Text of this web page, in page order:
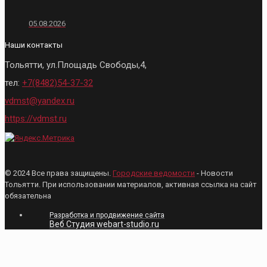
05.08.2026
Наши контакты
Тольятти, ул.Площадь Свободы,4,
тел: +7(8482)54-37-32
vdmst@yandex.ru
https://vdmst.ru
© 2024 Все права защищены. Городские ведомости - Новости
Тольятти. При использовании материалов, активная ссылка на сайт
обязательна
Разработка и продвижение сайта
Веб Студия webart-studio.ru